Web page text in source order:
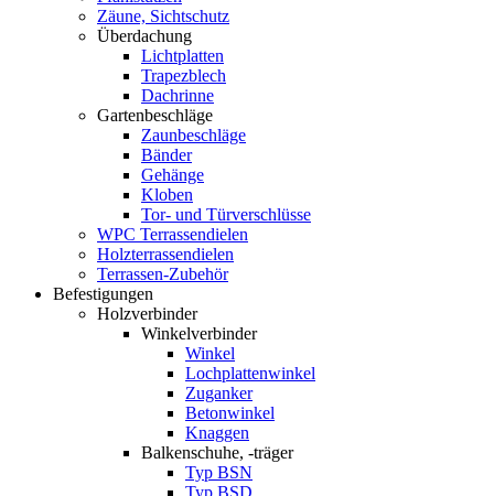
Zäune, Sichtschutz
Überdachung
Lichtplatten
Trapezblech
Dachrinne
Gartenbeschläge
Zaunbeschläge
Bänder
Gehänge
Kloben
Tor- und Türverschlüsse
WPC Terrassendielen
Holzterrassendielen
Terrassen-Zubehör
Befestigungen
Holzverbinder
Winkelverbinder
Winkel
Lochplattenwinkel
Zuganker
Betonwinkel
Knaggen
Balkenschuhe, -träger
Typ BSN
Typ BSD